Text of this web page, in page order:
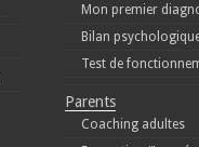
Mon premier
Bilan
Test de
Parents
Coaching adultes